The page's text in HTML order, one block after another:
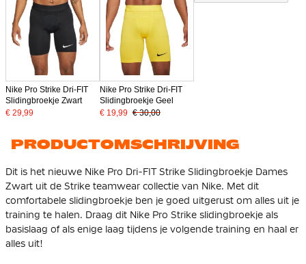
Nike Pro Strike Dri-FIT
Slidingbroekje Zwart
€ 29,99
Nike Pro Strike Dri-FIT
Slidingbroekje Geel
€ 19,99 € 30,00
PRODUCTOMSCHRIJVING
Dit is het nieuwe Nike Pro Dri-FIT Strike Slidingbroekje Dames
Zwart uit de Strike teamwear collectie van Nike. Met dit
comfortabele slidingbroekje ben je goed uitgerust om alles uit je
training te halen. Draag dit Nike Pro Strike slidingbroekje als
basislaag of als enige laag tijdens je volgende training en haal er
alles uit!